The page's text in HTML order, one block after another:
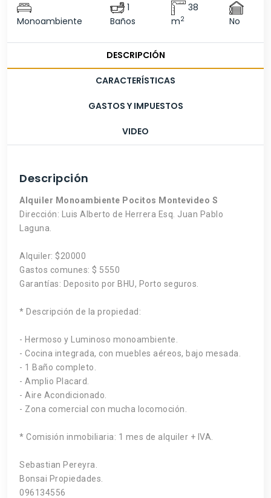
Monoambiente
1
Baños
38
m2 No
DESCRIPCIÓN
CARACTERÍSTICAS
GASTOS Y IMPUESTOS
VIDEO
Descripción
Alquiler Monoambiente Pocitos Montevideo S
Dirección: Luis Alberto de Herrera Esq. Juan Pablo
Laguna.
Alquiler: $20000
Gastos comunes: $ 5550
Garantías: Deposito por BHU, Porto seguros.
* Descripción de la propiedad:
- Hermoso y Luminoso monoambiente.
- Cocina integrada, con muebles aéreos, bajo mesada.
- 1 Baño completo.
- Amplio Placard.
- Aire Acondicionado.
- Zona comercial con mucha locomoción.
* Comisión inmobiliaria: 1 mes de alquiler + IVA.
Sebastian Pereyra.
Bonsai Propiedades.
096134556